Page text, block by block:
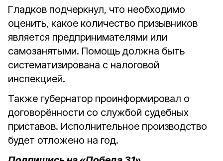
Гладков подчеркнул, что необходимо
оценить, какое количество призывников
является предпринимателями или
самозанятыми. Помощь должна быть
систематизирована с налоговой
инспекцией.
Также губернатор проинформировал о
договорённости со службой судебных
приставов. Исполнительное производство
будет отложено на год.